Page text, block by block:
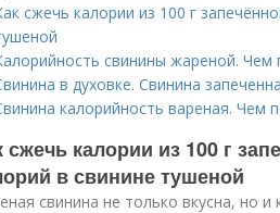
сжечь калории из 100 г
свинины жареной. Чем
в духовке. Свинина
калорийность вареная. Чем
сжечь калории из 100 г
в свинине тушеной
свинина не только вкусна, но